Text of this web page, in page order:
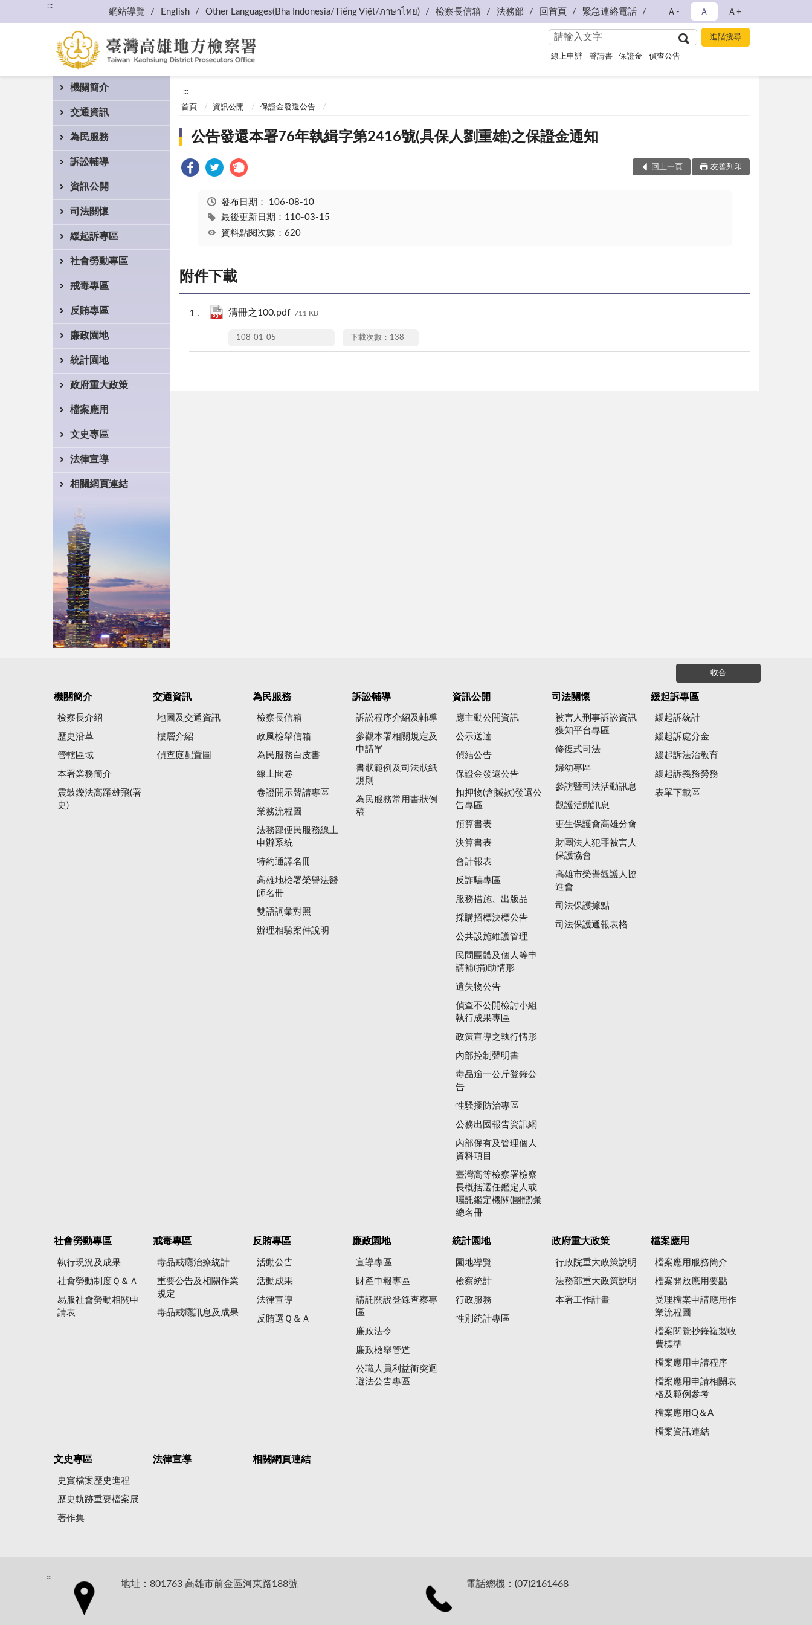
:::
網站導覽 English Other Languages(Bha Indonesia/Tiếng Việt/ภาษาไทย) 檢察長信箱 法務部 回首頁 緊急連絡電話 Ａ- Ａ Ａ+
線上申辦 聲請書 保證金 偵查公告
機關簡介
交通資訊
為民服務
訴訟輔導
資訊公開
司法關懷
緩起訴專區
社會勞動專區
戒毒專區
反賄專區
廉政園地
統計園地
政府重大政策
檔案應用
文史專區
法律宣導
相關網頁連結
:::
首頁 資訊公開 保證金發還公告
公告發還本署76年執緝字第2416號(具保人劉重雄)之保證金通知
回上一頁 友善列印
發布日期： 106-08-10
最後更新日期：110-03-15
資料點閱次數：620
附件下載
清冊之100.pdf 711 KB
108-01-05 下載次數：138
收合
機關簡介
檢察長介紹
歷史沿革
管轄區域
本署業務簡介
震鼓鑠法高躍雄飛(署
史)
交通資訊
地圖及交通資訊
樓層介紹
偵查庭配置圖
為民服務
檢察長信箱
政風檢舉信箱
為民服務白皮書
線上問卷
卷證開示聲請專區
業務流程圖
法務部便民服務線上
申辦系統
特約通譯名冊
高雄地檢署榮譽法醫
師名冊
雙語詞彙對照
辦理相驗案件說明
訴訟輔導
訴訟程序介紹及輔導
參觀本署相關規定及
申請單
書狀範例及司法狀紙
規則
為民服務常用書狀例
稿
資訊公開
應主動公開資訊
公示送達
偵結公告
保證金發還公告
扣押物(含贓款)發還公
告專區
預算書表
決算書表
會計報表
反詐騙專區
服務措施、出版品
採購招標決標公告
公共設施維護管理
民間團體及個人等申
請補(捐)助情形
遺失物公告
偵查不公開檢討小組
執行成果專區
政策宣導之執行情形
內部控制聲明書
毒品逾一公斤登錄公
告
性騷擾防治專區
公務出國報告資訊網
內部保有及管理個人
資料項目
臺灣高等檢察署檢察
長概括選任鑑定人或
囑託鑑定機關(團體)彙
總名冊
司法關懷
被害人刑事訴訟資訊
獲知平台專區
修復式司法
婦幼專區
參訪暨司法活動訊息
觀護活動訊息
更生保護會高雄分會
財團法人犯罪被害人
保護協會
高雄市榮譽觀護人協
進會
司法保護據點
司法保護通報表格
緩起訴專區
緩起訴統計
緩起訴處分金
緩起訴法治教育
緩起訴義務勞務
表單下載區
社會勞動專區
執行現況及成果
社會勞動制度Ｑ＆Ａ
易服社會勞動相關申
請表
戒毒專區
毒品戒癮治療統計
重要公告及相關作業
規定
毒品戒癮訊息及成果
反賄專區
活動公告
活動成果
法律宣導
反賄選Ｑ＆Ａ
廉政園地
宣導專區
財產申報專區
請託關說登錄查察專
區
廉政法令
廉政檢舉管道
公職人員利益衝突迴
避法公告專區
統計園地
園地導覽
檢察統計
行政服務
性別統計專區
政府重大政策
行政院重大政策說明
法務部重大政策說明
本署工作計畫
檔案應用
檔案應用服務簡介
檔案開放應用要點
受理檔案申請應用作
業流程圖
檔案閱覽抄錄複製收
費標準
檔案應用申請程序
檔案應用申請相關表
格及範例參考
檔案應用Q＆A
檔案資訊連結
文史專區
史實檔案歷史進程
歷史軌跡重要檔案展
著作集
法律宣導 相關網頁連結
:::
地址：801763 高雄市前金區河東路188號 電話總機：(07)2161468